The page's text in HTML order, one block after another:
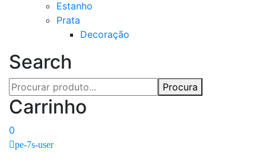
Estanho
Prata
Decoração
Search
Procura
Carrinho
0
pe-7s-user